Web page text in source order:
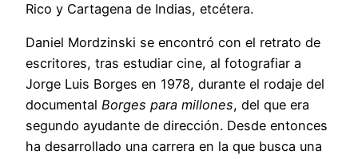
Rico y Cartagena de Indias, etcétera.
Daniel Mordzinski se encontró con el retrato de
escritores, tras estudiar cine, al fotografiar a
Jorge Luis Borges en 1978, durante el rodaje del
documental Borges para millones, del que era
segundo ayudante de dirección. Desde entonces
ha desarrollado una carrera en la que busca una